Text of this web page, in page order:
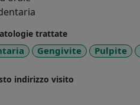
trattate
Gengivite Pulpite
indirizzo visito